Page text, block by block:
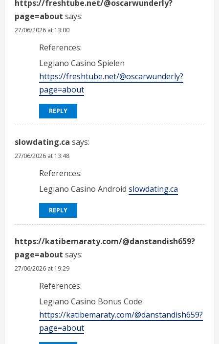
https://freshtube.net/@oscarwunderly?
page=about says:
27/06/2026 at 13:00
References:
Legiano Casino Spielen
https://freshtube.net/@oscarwunderly?
page=about
REPLY
slowdating.ca says:
27/06/2026 at 13:48
References:
Legiano Casino Android slowdating.ca
REPLY
https://katibemaraty.com/@danstandish659?
page=about says:
27/06/2026 at 19:29
References:
Legiano Casino Bonus Code
https://katibemaraty.com/@danstandish659?
page=about